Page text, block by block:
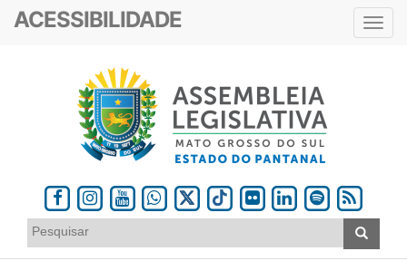
ACESSIBILIDADE